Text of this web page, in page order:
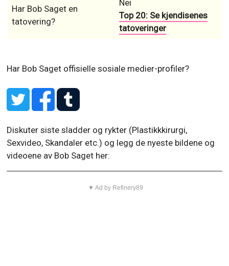
Har Bob Saget en
tatovering?
Nei
Top 20: Se kjendisenes
tatoveringer
Har Bob Saget offisielle sosiale medier-profiler?
Diskuter siste sladder og rykter (Plastikkkirurgi,
Sexvideo, Skandaler etc.) og legg de nyeste bildene og
videoene av Bob Saget her:
▼ Ad by Refinery89